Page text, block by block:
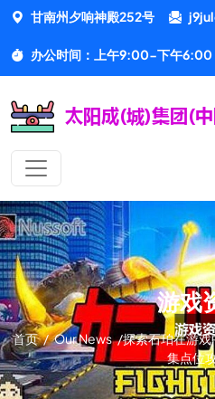
甘南州夕响神殿252号
办公时间：上午9:00-下午6:00
游戏
首页 / Our News /探索石珀在游
集点位